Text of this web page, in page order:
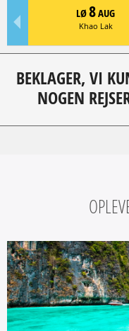
LØ8AUG
Khao Lak
BEKLAGER, VI
NOGEN